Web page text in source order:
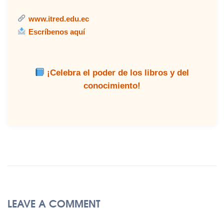
www.itred.edu.ec
Escríbenos aquí
¡Celebra el poder de los libros y del
conocimiento!
LEAVE A COMMENT